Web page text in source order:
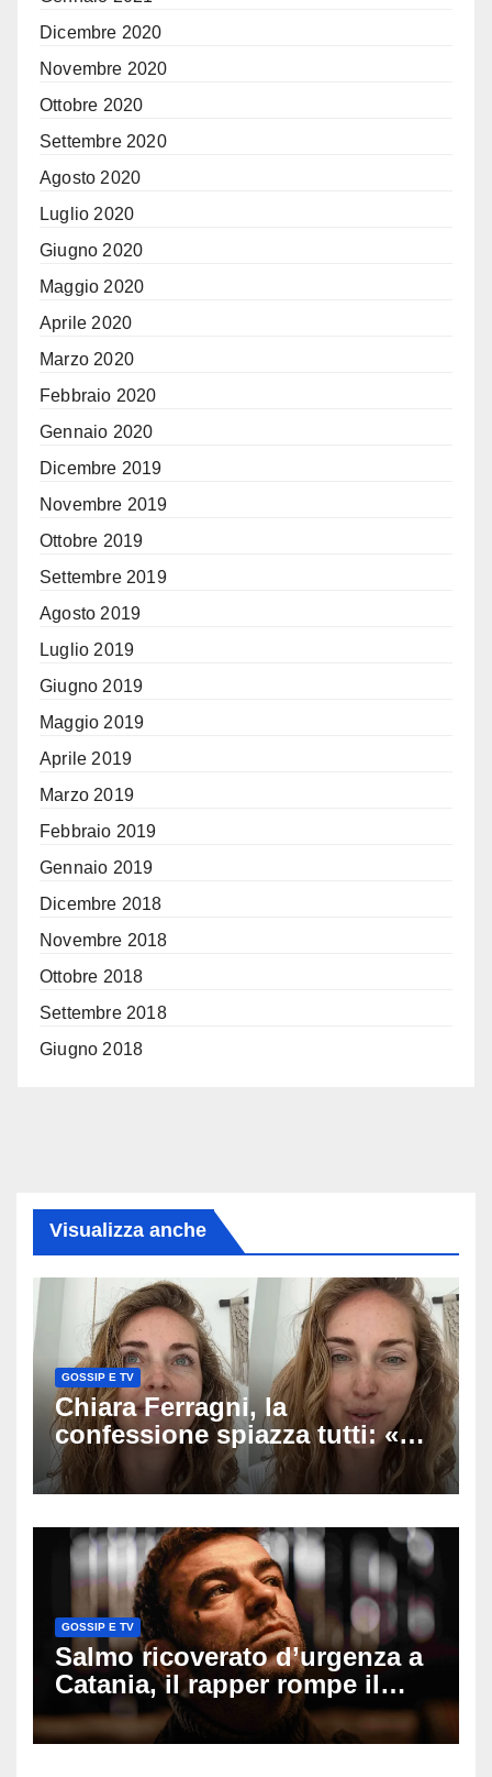
Dicembre 2020
Novembre 2020
Ottobre 2020
Settembre 2020
Agosto 2020
Luglio 2020
Giugno 2020
Maggio 2020
Aprile 2020
Marzo 2020
Febbraio 2020
Gennaio 2020
Dicembre 2019
Novembre 2019
Ottobre 2019
Settembre 2019
Agosto 2019
Luglio 2019
Giugno 2019
Maggio 2019
Aprile 2019
Marzo 2019
Febbraio 2019
Gennaio 2019
Dicembre 2018
Novembre 2018
Ottobre 2018
Settembre 2018
Giugno 2018
Visualizza anche
GOSSIP E TV
Chiara Ferragni, la
confessione spiazza tutti: «Un
mio ex voleva che mi rifacessi
il seno». Poi svela i ritocchi di
GOSSIP E TV
Salmo ricoverato d’urgenza a
Catania, il rapper rompe il
silenzio dopo la notte in
ospedale: come sta e cosa